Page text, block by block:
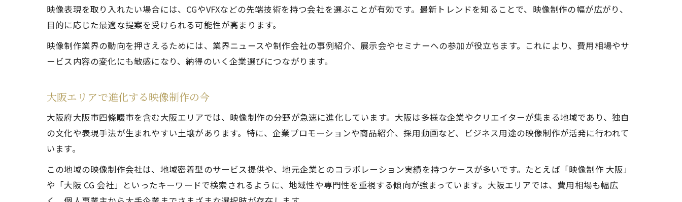
映像表現を取り入れたい場合には、CGやVFXなどの先端技術を持つ会社を選ぶことが有効です。最新トレンドを知ることで、映像制作の幅が広がり、
目的に応じた最適な提案を受けられる可能性が高まります。
映像制作業界の動向を押さえるためには、業界ニュースや制作会社の事例紹介、展示会やセミナーへの参加が役立ちます。これにより、費用相場やサ
ービス内容の変化にも敏感になり、納得のいく企業選びにつながります。
大阪エリアで進化する映像制作の今
大阪府大阪市四條畷市を含む大阪エリアでは、映像制作の分野が急速に進化しています。大阪は多様な企業やクリエイターが集まる地域であり、独自
の文化や表現手法が生まれやすい土壌があります。特に、企業プロモーションや商品紹介、採用動画など、ビジネス用途の映像制作が活発に行われて
います。
この地域の映像制作会社は、地域密着型のサービス提供や、地元企業とのコラボレーション実績を持つケースが多いです。たとえば「映像制作 大阪」
や「大阪 CG 会社」といったキーワードで検索されるように、地域性や専門性を重視する傾向が強まっています。大阪エリアでは、費用相場も幅広